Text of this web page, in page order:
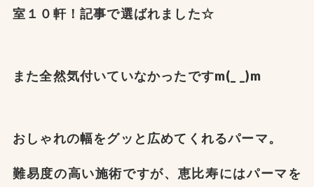
室１０軒！記事で選ばれました☆
また全然気付いていなかったですm(_ _)m
おしゃれの幅をグッと広めてくれるパーマ。
難易度の高い施術ですが、恵比寿にはパーマを